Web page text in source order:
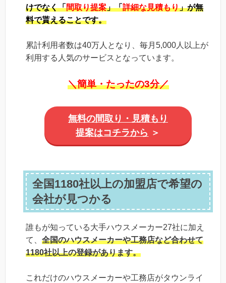
けでなく「間取り提案」「詳細な見積もり」が無
料で貰えることです。
累計利用者数は40万人となり、毎月5,000人以上が
利用する人気のサービスとなっています。
＼簡単・たったの3分／
無料の間取り・見積もり
提案はコチラから ＞
全国1180社以上の加盟店で希望の
会社が見つかる
誰もが知っている大手ハウスメーカー27社に加え
て、 全国のハウスメーカーや工務店など合わせて
1180社以上の登録があります。
これだけのハウスメーカーや工務店がタウンライ